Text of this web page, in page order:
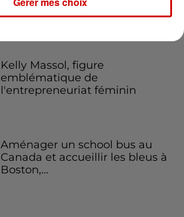
Kelly Massol, figure
emblématique de
l'entrepreneuriat féminin
Aménager un school bus au
Canada et accueillir les bleus à
Boston,...